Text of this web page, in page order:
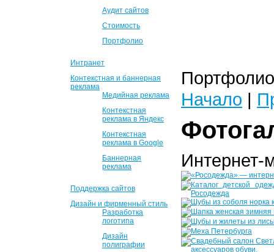
Аудит сайтов
Стоимость
Портфолио
Интранет
Контекстная и баннерная
реклама
Медийная реклама
Контекстная
реклама в Яндекс
Контекстная
реклама в Google
Баннерная
реклама
Поддержка сайтов
Дизайн и фирменный стиль
Разработка
логотипа
Дизайн
полиграфии
Начало |
Интернет-